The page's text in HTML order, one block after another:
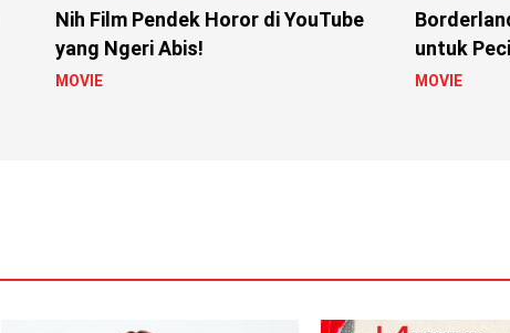
Nih Film Pendek Horor di YouTube
yang Ngeri Abis!
MOVIE
untuk
MOVIE